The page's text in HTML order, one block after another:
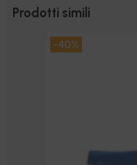
Prodotti simili
-25%
-40%
-24%
-16%
-25%
-20%
-25%
-40%